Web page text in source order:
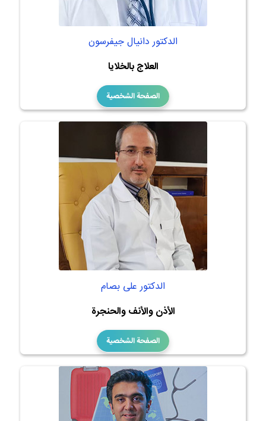
الدكتور دانيال جيفرسون
العلاج بالخلايا
الصفحة الشخصية
الدكتور على بصام
الأذن والأنف والحنجرة
الصفحة الشخصية